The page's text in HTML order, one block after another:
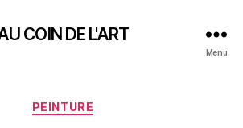
COIN DE L'ART
Menu
Catégories
PEINTURE